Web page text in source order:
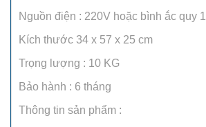
Nguồn điện : 220V hoặc bình ắc quy
Kích thước 34 x 57 x 25 cm
Trọng lượng : 10 KG
Bảo hành : 6 tháng
Thông tin sản phẩm :